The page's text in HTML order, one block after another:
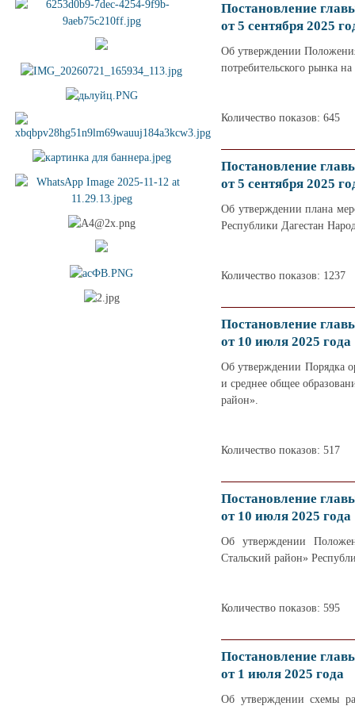
Постановление
от 5 сентября 2025
Об утверждении
потребительского рынка
Количество показов: 645
Постановление
от 5 сентября 2025
Об утверждении плана
Республики Дагестан
Количество показов: 1237
Постановление
от 10 июля 2025 года
Об утверждении Порядка
и среднее общее
район».
Количество показов: 517
Постановление
от 10 июля 2025 года
Об утверждении
Стальский район»
Количество показов: 595
Постановление
от 1 июля 2025 года
Об утверждении схемы